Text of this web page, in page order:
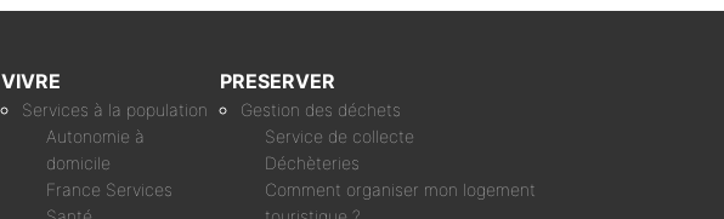
VIVRE
Services à la population
Autonomie à
domicile
France Services
PRESERVER
Gestion des déchets
Service de collecte
Déchèteries
Comment organiser mon logement